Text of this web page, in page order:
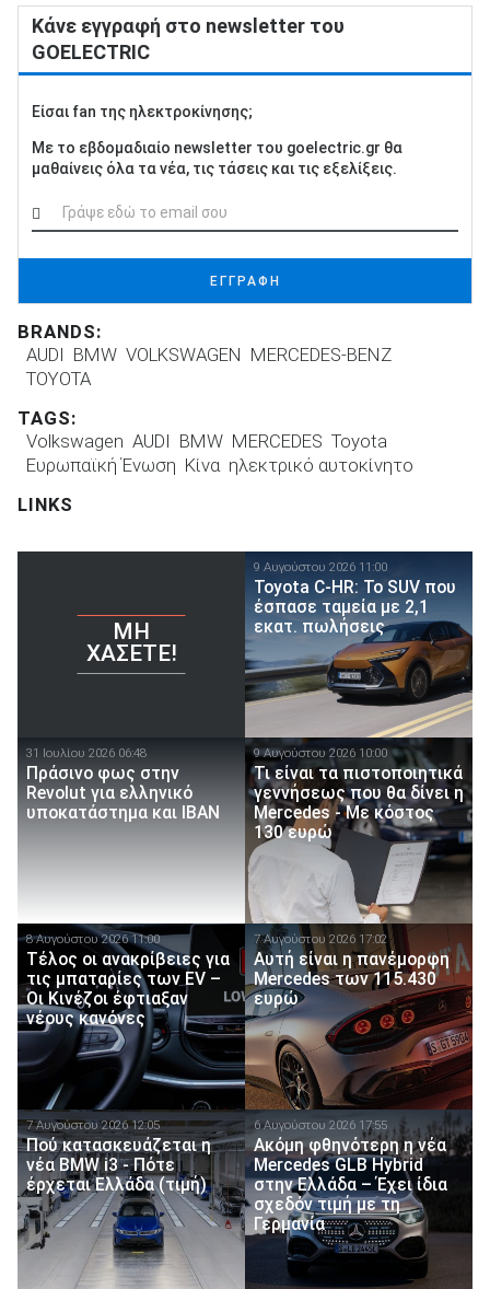
Κάνε εγγραφή στο newsletter του
GOELECTRIC
Είσαι fan της ηλεκτροκίνησης;
Με το εβδομαδιαίο newsletter του goelectric.gr θα
μαθαίνεις όλα τα νέα, τις τάσεις και τις εξελίξεις.
ΕΓΓΡΑΦΗ
BRANDS:
AUDI BMW VOLKSWAGEN MERCEDES-BENZ
TOYOTA
TAGS:
Volkswagen AUDI BMW MERCEDES Toyota
Ευρωπαϊκή Ένωση Κίνα ηλεκτρικό αυτοκίνητο
LINKS
ΜΗ
ΧΆΣΕΤΕ!
9 Αυγούστου 2026 11:00
Toyota C-HR: Το SUV που
έσπασε ταμεία με 2,1
εκατ. πωλήσεις
31 Ιουλίου 2026 06:48
Πράσινο φως στην
Revolut για ελληνικό
υποκατάστημα και IBAN
9 Αυγούστου 2026 10:00
Τι είναι τα πιστοποιητικά
γεννήσεως που θα δίνει η
Mercedes - Με κόστος
130 ευρώ
8 Αυγούστου 2026 11:00
Τέλος οι ανακρίβειες για
τις μπαταρίες των EV –
Οι Κινέζοι έφτιαξαν
νέους κανόνες
7 Αυγούστου 2026 17:02
Αυτή είναι η πανέμορφη
Mercedes των 115.430
ευρώ
7 Αυγούστου 2026 12:05
Πού κατασκευάζεται η
νέα BMW i3 - Πότε
έρχεται Ελλάδα (τιμή)
6 Αυγούστου 2026 17:55
Ακόμη φθηνότερη η νέα
Mercedes GLB Hybrid
στην Ελλάδα – Έχει ίδια
σχεδόν τιμή με τη
Γερμανία